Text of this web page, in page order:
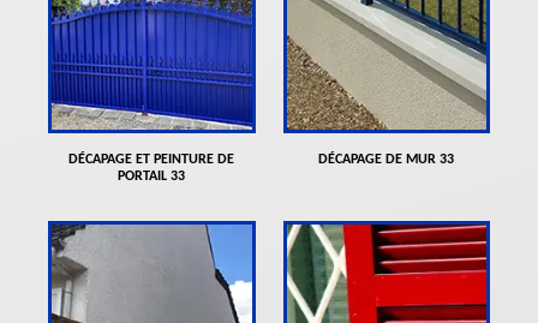
DÉCAPAGE ET PEINTURE DE
PORTAIL 33
DÉCAPAGE DE MUR 33